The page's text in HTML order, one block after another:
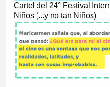
Cartel del 24° Festival
Niños (...y no tan Niños)